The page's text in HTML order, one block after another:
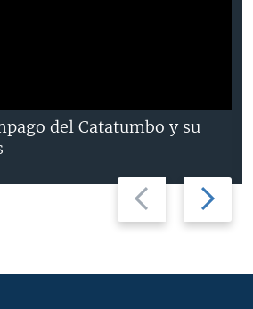
Previous
slide
Next
slide
del Catatumbo y su